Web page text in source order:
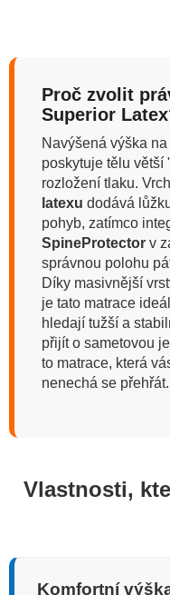
Proč zvolit
Superior
Navýšená výška
poskytuje tělu větší
rozložení tlaku.
latexu dodává
pohyb, zatímco
SpineProtector v
správnou polohu
Díky masivnější
je tato matrace
hledají tužší a
přijít o sametovou
to matrace, která
nenechá se přehřát.
Vlastnosti,
Komfortní